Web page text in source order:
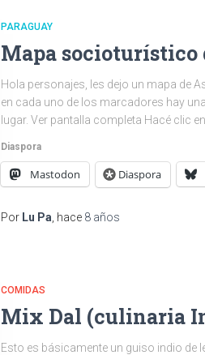
PARAGUAY
Mapa socioturístico
Hola personajes, les dejo un mapa de
en cada uno de los marcadores hay
lugar. Ver pantalla completa Hacé clic
Diaspora
Mastodon Diaspora
Por Lu Pa , hace 8 años
COMIDAS
Mix Dal (culinaria
Esto es básicamente un guiso indio de